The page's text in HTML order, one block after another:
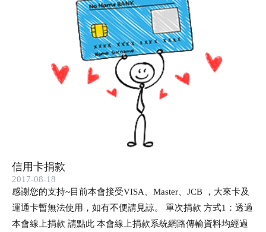
信用卡捐款
2017-08-18
感謝您的支持~目前本會接受VISA、Master、JCB ，大來卡及
運通卡暫無法使用，如有不便請見諒。 單次捐款 方式1：透過
本會線上捐款 請點此 本會線上捐款系統網路傳輸資料均經過